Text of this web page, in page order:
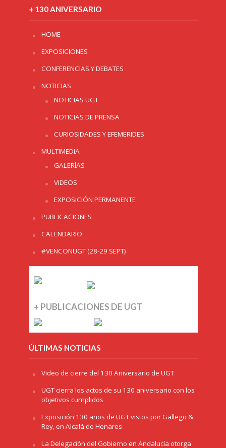
+ 130 ANIVERSARIO
HOME
EXPOSICIONES
CONFERENCIAS Y DEBATES
NOTICIAS
NOTICIAS UGT
NOTICIAS DE PRENSA
CURIOSIDADES Y EFEMERIDES
MULTIMEDIA
GALERÍAS
VIDEOS
EXPOSICIÓN PERMANENTE
PUBLICACIONES
CALENDARIO
#VENCONUGT (28-29 SEPT)
+ PUBLICACIONES DE UGT
ÚLTIMAS NOTICIAS
Video de cierre del 130 Aniversario de UGT
UGT cierra los actos de su 130 aniversario con los
objetivos cumplidos
Exposición 130 años de UGT vistos por Gallego &
Rey, en Alcalá de Henares
La Delegación del Gobierno en Andalucía otorga